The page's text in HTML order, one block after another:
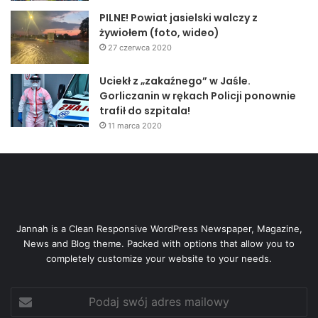
PILNE! Powiat jasielski walczy z
żywiołem (foto, wideo)
27 czerwca 2020
Uciekł z „zakaźnego” w Jaśle.
Gorliczanin w rękach Policji ponownie
trafił do szpitala!
11 marca 2020
Jannah is a Clean Responsive WordPress Newspaper, Magazine,
News and Blog theme. Packed with options that allow you to
completely customize your website to your needs.
swój